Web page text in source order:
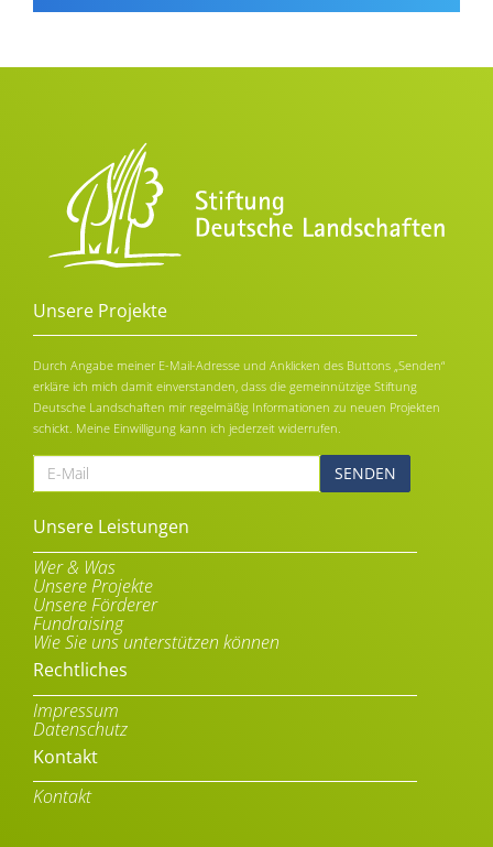
Unsere Projekte
Durch Angabe meiner E-Mail-Adresse und Anklicken des Buttons „Senden“
erkläre ich mich damit einverstanden, dass die gemeinnützige Stiftung
Deutsche Landschaften mir regelmäßig Informationen zu neuen Projekten
schickt. Meine Einwilligung kann ich jederzeit widerrufen.
E-
Mail
Alternative:
Unsere Leistungen
Wer & Was
Unsere Projekte
Unsere Förderer
Fundraising
Wie Sie uns unterstützen können
Rechtliches
Impressum
Datenschutz
Kontakt
Kontakt